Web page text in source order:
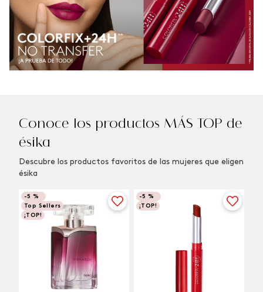
Conoce los productos MÁS TOP de
ésika
Descubre los productos favoritos de las mujeres que eligen
ésika
-5 %
Top Sellers
¡TOP!
-5 %
¡TOP!